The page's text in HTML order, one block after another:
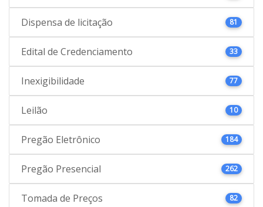
Dispensa de licitação 81
Edital de Credenciamento 33
Inexigibilidade 77
Leilão 10
Pregão Eletrônico 184
Pregão Presencial 262
Tomada de Preços 82